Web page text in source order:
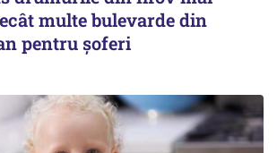
multe bulevarde din
pentru șoferi